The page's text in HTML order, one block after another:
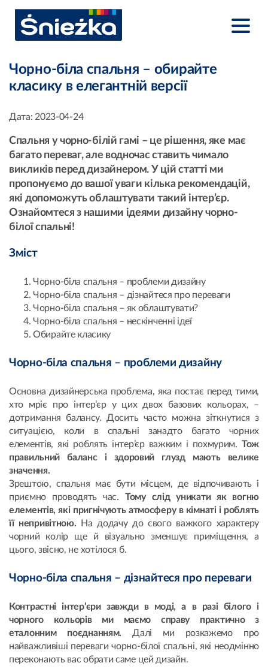
Чорно-біла спальня – обирайте
класику в елегантній версії
Дата: 2023-04-24
Спальня у чорно-білій гамі – це рішення, яке має
багато переваг, але водночас ставить чимало
викликів перед дизайнером. У цій статті ми
пропонуємо до вашої уваги кілька рекомендацій,
які допоможуть облаштувати такий інтер’єр.
Ознайомтеся з нашими ідеями дизайну чорно-
білої спальні!
Зміст
Чорно-біла спальня – проблеми дизайну
Чорно-біла спальня – дізнайтеся про переваги
Чорно-біла спальня – як облаштувати?
Чорно-біла спальня – нескінченні ідеї
Обирайте класику
Чорно-біла спальня – проблеми дизайну
Основна дизайнерська проблема, яка постає перед тими,
хто мріє про інтер’єр у цих двох базових кольорах, –
дотримання балансу. Досить часто можна зіткнутися з
ситуацією, коли в спальні занадто багато чорних
елементів, які роблять інтер’єр важким і похмурим. Тож
правильний баланс і здоровий глузд мають велике
значення.
Зрештою, спальня має бути місцем, де відпочивають і
приємно проводять час. Тому слід уникати як вогню
елементів, які пригнічують атмосферу в кімнаті і роблять
її непривітною. На додачу до свого важкого характеру
чорний колір ще й візуально зменшує приміщення, а
цього, звісно, не хотілося б.
Чорно-біла спальня – дізнайтеся про переваги
Контрастні інтер’єри завжди в моді, а в разі білого і
чорного кольорів ми маємо справу практично з
еталонним поєднанням. Далі ми розкажемо про
найважливіші переваги чорно-білої спальні, які неодмінно
переконають вас обрати саме цей дизайн.